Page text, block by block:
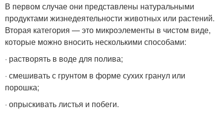
В первом случае они представлены натуральными
продуктами жизнедеятельности животных или растений.
Вторая категория — это микроэлементы в чистом виде,
которые можно вносить несколькими способами:
· растворять в воде для полива;
· смешивать с грунтом в форме сухих гранул или
порошка;
· опрыскивать листья и побеги.